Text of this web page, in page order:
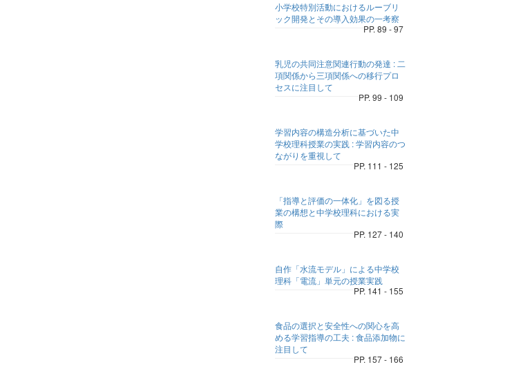
小学校特別活動におけるルーブリ
ック開発とその導入効果の一考察
PP. 89 - 97
乳児の共同注意関連行動の発達 : 二
項関係から三項関係への移行プロ
セスに注目して
PP. 99 - 109
学習内容の構造分析に基づいた中
学校理科授業の実践 : 学習内容のつ
ながりを重視して
PP. 111 - 125
「指導と評価の一体化」を図る授
業の構想と中学校理科における実
際
PP. 127 - 140
自作「水流モデル」による中学校
理科「電流」単元の授業実践
PP. 141 - 155
食品の選択と安全性への関心を高
める学習指導の工夫 : 食品添加物に
注目して
PP. 157 - 166